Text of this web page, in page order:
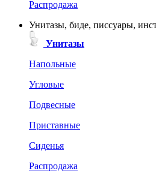
Распродажа
Унитазы, биде, писсуары,
Унитазы
Напольные
Угловые
Подвесные
Приставные
Сиденья
Распродажа